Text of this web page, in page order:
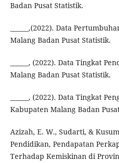
Badan Pusat Statistik.
______,(2022). Data
Malang Badan Pusat Statistik.
______, (2022). Data Tingkat
Malang Badan Pusat Statistik.
______, (2022). Data Tingkat
Kabupaten Malang Badan
Azizah, E. W., Sudarti, &
Pendidikan, Pendapatan
Terhadap Kemiskinan di